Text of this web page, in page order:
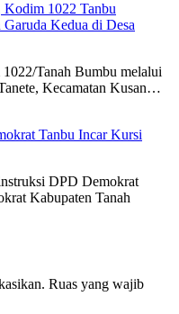
1022 Tanbu
Garuda Kedua di Desa
Tanah Bumbu melalui
Kecamatan Kusan…
Tanbu Incar Kursi
DPD Demokrat
Kabupaten Tanah
Ruas yang wajib